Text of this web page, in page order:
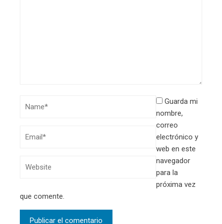
Guarda mi
nombre,
correo
electrónico y
web en este
navegador
para la
próxima vez
que comente.